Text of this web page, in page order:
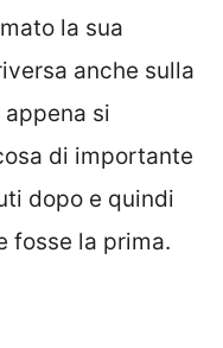
la sua
anche sulla
si
di importante
dopo e quindi
fosse la prima.